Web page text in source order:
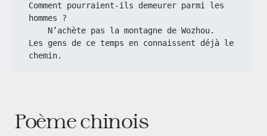
Comment pourraient-ils demeurer parmi les
hommes ?
    N’achète pas la montagne de Wozhou.
Les gens de ce temps en connaissent déjà le
chemin.
Poème chinois